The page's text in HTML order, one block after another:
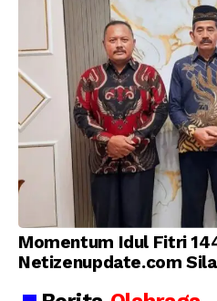
Momentum Idul Fitri
Netizenupdate.com